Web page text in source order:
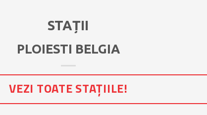
STAȚII
PLOIESTI BELGIA
VEZI TOATE STAȚIILE!